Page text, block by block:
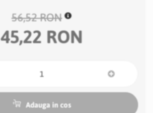
56,52 RON
45,22 RON
Adauga in cos